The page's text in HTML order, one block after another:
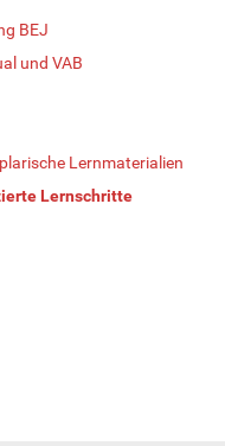
BEJ
und VAB
Lernmaterialien
Lernschritte